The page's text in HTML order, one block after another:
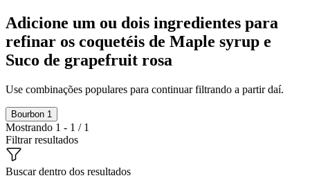
Adicione um ou dois ingredientes para
refinar os coquetéis de Maple syrup e
Suco de grapefruit rosa
Use combinações populares para continuar filtrando a partir daí.
Bourbon 1
Mostrando 1 - 1 / 1
Filtrar resultados
Buscar dentro dos resultados